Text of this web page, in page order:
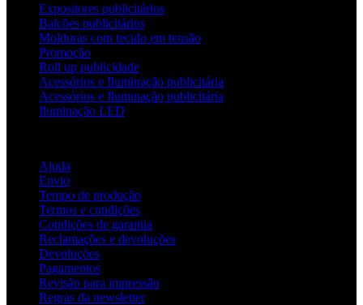
Expositores publicitários
Balcões publicitários
Molduras com tecido em tensão
Promoção
Roll up publicidade
Acessórios e Iluminação publicitária
Acessórios e Iluminação publicitária
Iluminação LED
Ajuda
Envio
Tempo de produção
Termos e condições
Condições de garantia
Reclamações e devoluções
Devoluções
Pagamentos
Revisão para impressão
Regras da newsletter